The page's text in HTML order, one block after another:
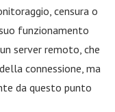
censura o
funzionamento
server remoto, che
connessione, ma
da questo punto